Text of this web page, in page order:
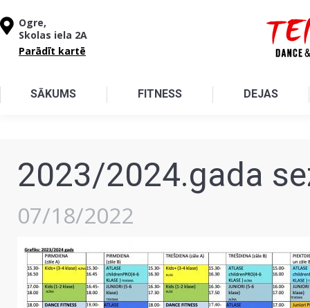
Ogre,
Skolas iela 2A
Parādīt kartē
SĀKUMS FITNESS DEJAS
2023/2024.gada
07/18/2022